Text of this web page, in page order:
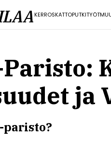
KERROSKATTOPUTKITYÖT
Paristo:
ja
paristo?